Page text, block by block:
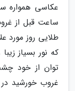
عکاسی همواره
ساعت قبل از
طلایی روز مورد
که نور بسیاز
توان از خود
غروب خورشید